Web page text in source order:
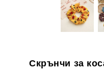
Скрънчи за